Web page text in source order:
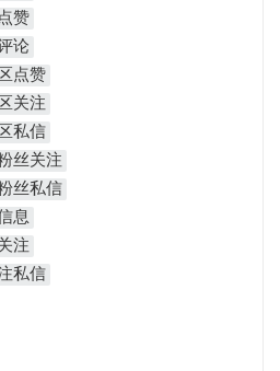
赞
论
赞
注
信
关注
私信
息
注
信